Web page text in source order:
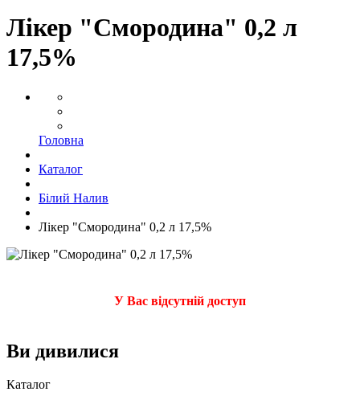
Лікер "Смородина" 0,2 л
17,5%
Головна
Каталог
Білий Налив
Лікер "Смородина" 0,2 л 17,5%
У Вас відсутній доступ
Ви дивилися
Каталог